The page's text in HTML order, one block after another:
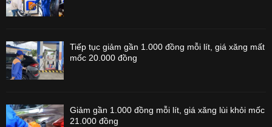
Tiếp tục giảm gần 1.000 đồng mỗi lít, giá xăng mất
mốc 20.000 đồng
Giảm gần 1.000 đồng mỗi lít, giá xăng lùi khỏi mốc
21.000 đồng